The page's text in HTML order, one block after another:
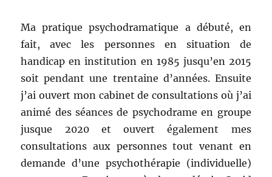
Ma pratique psychodramatique a débuté, en
fait, avec les personnes en situation de
handicap en institution en 1985 jusqu’en 2015
soit pendant une trentaine d’années. Ensuite
j’ai ouvert mon cabinet de consultations où j’ai
animé des séances de psychodrame en groupe
jusque 2020 et ouvert également mes
consultations aux personnes tout venant en
demande d’une psychothérapie (individuelle)